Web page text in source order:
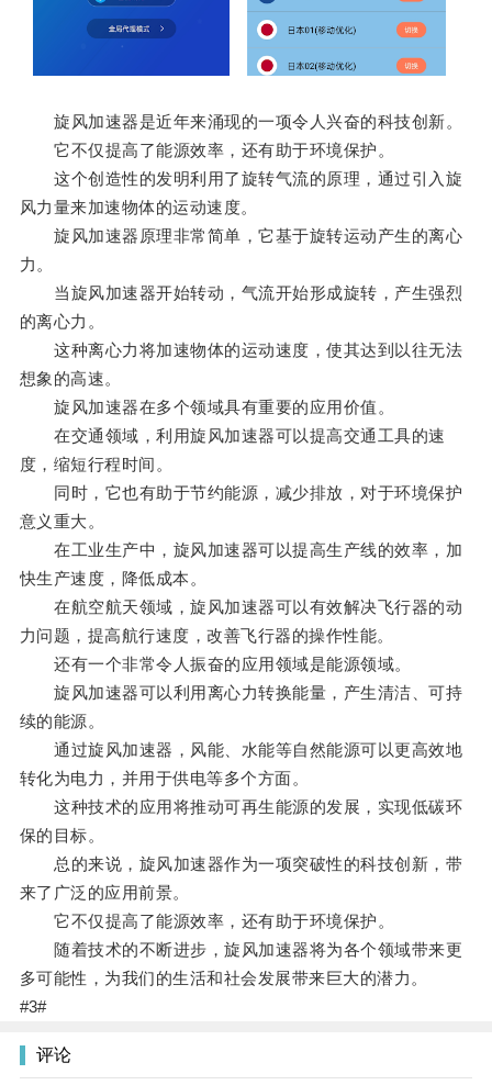
旋风加速器是近年来涌现的一项令人兴奋的科技创新。
它不仅提高了能源效率，还有助于环境保护。
这个创造性的发明利用了旋转气流的原理，通过引入旋
风力量来加速物体的运动速度。
旋风加速器原理非常简单，它基于旋转运动产生的离心
力。
当旋风加速器开始转动，气流开始形成旋转，产生强烈
的离心力。
这种离心力将加速物体的运动速度，使其达到以往无法
想象的高速。
旋风加速器在多个领域具有重要的应用价值。
在交通领域，利用旋风加速器可以提高交通工具的速
度，缩短行程时间。
同时，它也有助于节约能源，减少排放，对于环境保护
意义重大。
在工业生产中，旋风加速器可以提高生产线的效率，加
快生产速度，降低成本。
在航空航天领域，旋风加速器可以有效解决飞行器的动
力问题，提高航行速度，改善飞行器的操作性能。
还有一个非常令人振奋的应用领域是能源领域。
旋风加速器可以利用离心力转换能量，产生清洁、可持
续的能源。
通过旋风加速器，风能、水能等自然能源可以更高效地
转化为电力，并用于供电等多个方面。
这种技术的应用将推动可再生能源的发展，实现低碳环
保的目标。
总的来说，旋风加速器作为一项突破性的科技创新，带
来了广泛的应用前景。
它不仅提高了能源效率，还有助于环境保护。
随着技术的不断进步，旋风加速器将为各个领域带来更
多可能性，为我们的生活和社会发展带来巨大的潜力。
#3#
评论